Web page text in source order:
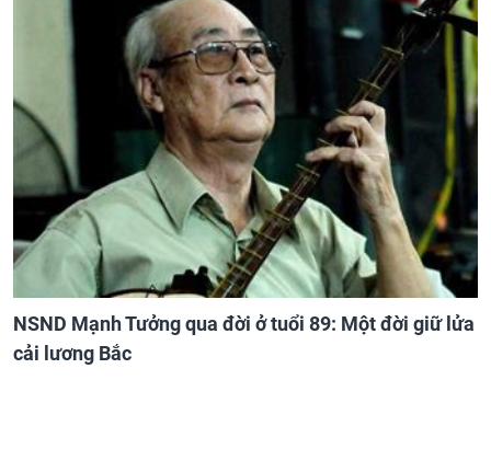
NSND Mạnh Tưởng qua đời ở tuổi 89: Một đời giữ lửa
cải lương Bắc